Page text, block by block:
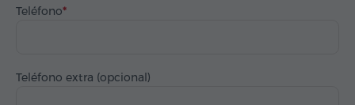
Teléfono
Teléfono extra (opcional)